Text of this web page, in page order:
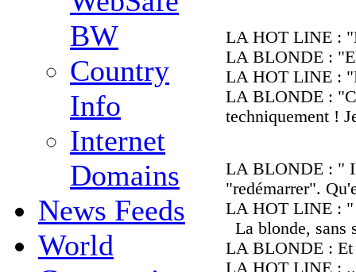
BW
Country
Info
Internet
Domains
News Feeds
World
LA HOT LINE :
LA BLONDE :
LA HOT LINE :
LA BLONDE :
techniquement !
LA BLONDE : "
"redémarrer".
LA HOT LINE : "
La blonde, sans
LA BLONDE : Et
LA HOT LINE :